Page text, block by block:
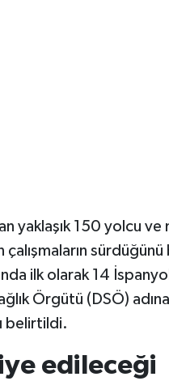
yaklaşık 150 yolcu
sürdüğünü
ilk olarak 14
Örgütü (DSÖ)
belirtildi.
edileceği